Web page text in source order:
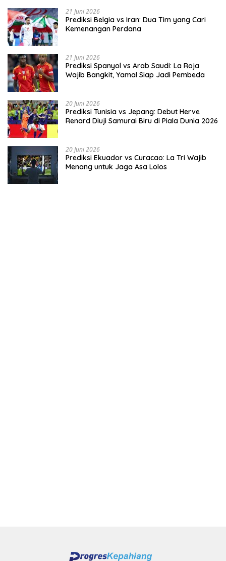
21 Juni 2026
Prediksi Belgia vs Iran: Dua Tim yang Cari
Kemenangan Perdana
21 Juni 2026
Prediksi Spanyol vs Arab Saudi: La Roja
Wajib Bangkit, Yamal Siap Jadi Pembeda
20 Juni 2026
Prediksi Tunisia vs Jepang: Debut Herve
Renard Diuji Samurai Biru di Piala Dunia 2026
20 Juni 2026
Prediksi Ekuador vs Curacao: La Tri Wajib
Menang untuk Jaga Asa Lolos